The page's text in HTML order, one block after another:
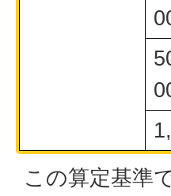
この算定基準